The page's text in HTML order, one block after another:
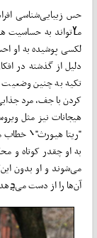
حس زیبایی‌شناسی
مߌ‌تواند به حساسیت
لکسی پوشیده به او
دلیل از گذشته در
تکیه به چنین وضعیت
کردن با جف، مرد
هیجانات نیز مثل
"ریتا هیورث"܌
به او چقدر کوتاه و
می‌شوند و او بدون
آن‌ها را از دست می‌ܯهد.